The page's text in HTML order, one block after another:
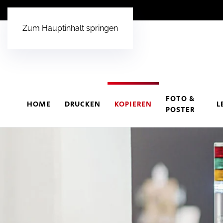
Zum Hauptinhalt springen
HOME DRUCKEN KOPIEREN
FOTO &
POSTER